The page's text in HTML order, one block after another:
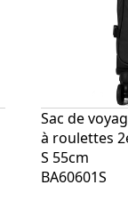
Sac de
à roulettes
S 55cm
BA60601S